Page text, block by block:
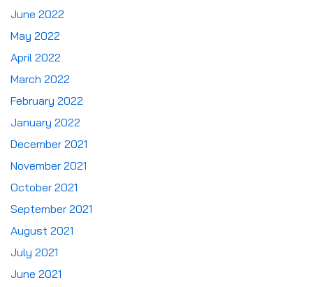
June 2022
May 2022
April 2022
March 2022
February 2022
January 2022
December 2021
November 2021
October 2021
September 2021
August 2021
July 2021
June 2021